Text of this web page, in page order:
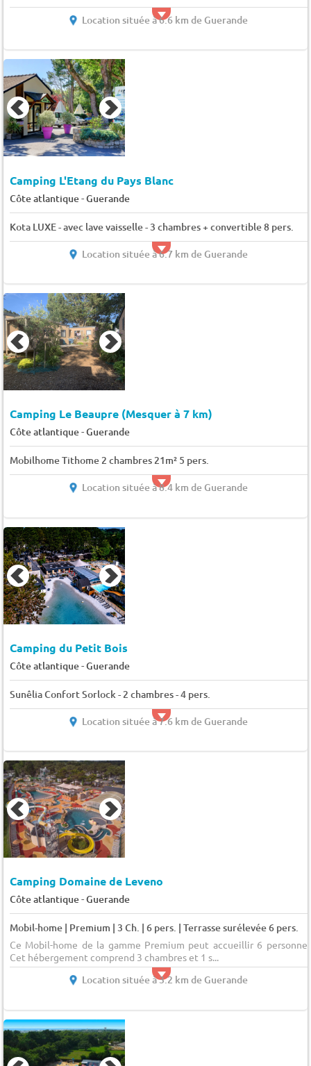
Location située à 6.6 km de Guerande
Camping L'Etang du Pays Blanc
Côte atlantique-Guerande
Kota LUXE - avec lave vaisselle - 3 chambres + convertible 8 pers.
Location située à 6.7 km de Guerande
Camping Le Beaupre (Mesquer à 7 km)
Côte atlantique-Guerande
Mobilhome Tithome 2 chambres 21m² 5 pers.
Location située à 8.4 km de Guerande
Camping du Petit Bois
Côte atlantique-Guerande
Sunêlia Confort Sorlock - 2 chambres - 4 pers.
Location située à 7.6 km de Guerande
Camping Domaine de Leveno
Côte atlantique-Guerande
Mobil-home | Premium | 3 Ch. | 6 pers. | Terrasse surélevée 6 pers.
Ce Mobil-home de la gamme Premium peut accueillir 6
Cet hébergement comprend 3 chambres et 1 s...
Location située à 3.2 km de Guerande